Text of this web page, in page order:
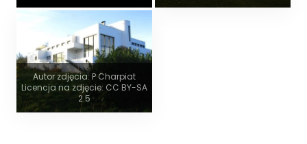
Autor zdjęcia: P Charpiat
Licencja na zdjęcie: CC BY-SA
2.5